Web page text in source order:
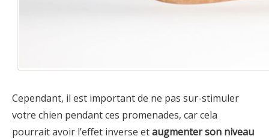
Cependant, il est important de ne pas sur-stimuler
votre chien pendant ces promenades, car cela
pourrait avoir l’effet inverse etaugmenter son niveau